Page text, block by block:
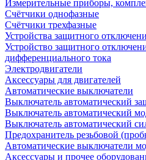
Измерительные приборы,
Счётчики однофазные
Счётчики трехфазные
Устройства защитного
Устройство защитного
дифференциального тока
Электродвигатели
Аксессуары для двигателей
Автоматические выключатели
Выключатель автоматический
Выключатель автоматический
Выключатель автоматический
Предохранитель резьбовой
Автоматические выключатели
Аксессуары и прочее